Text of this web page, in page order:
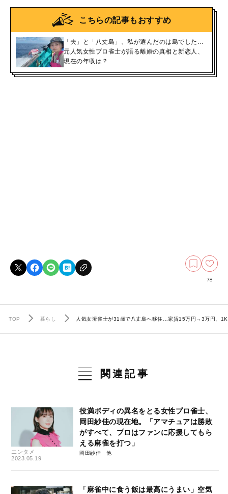
こちらの記事もおすすめ
「夫」と「八丈島」、私が選んだのは島でした…
元人気女性プロ雀士が語る離婚の真相と新恋人、
現在の年収は？
78
TOP 暮らし 人気女流雀士が31歳で八丈島へ移住…家賃15万円→3万円、
関連記事
エンタメ
2023.05.19
役満ボディの異名をとる女性プロ雀士、
岡田紗佳の現在地。「アマチュアは勝敗
がすべて、プロはファンに応援してもら
える麻雀を打つ」
岡田紗佳
「麻雀中に食う飯は最高にうまい」空気